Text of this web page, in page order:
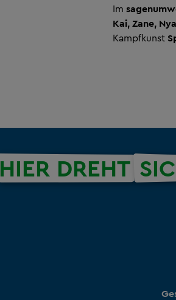
Im
Kai, Zane,
Kampfkunst
HIER DREHT